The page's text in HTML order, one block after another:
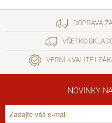
DOPRAVA
VŠETKO
VERNÍ KVALITE I
NOVINKY